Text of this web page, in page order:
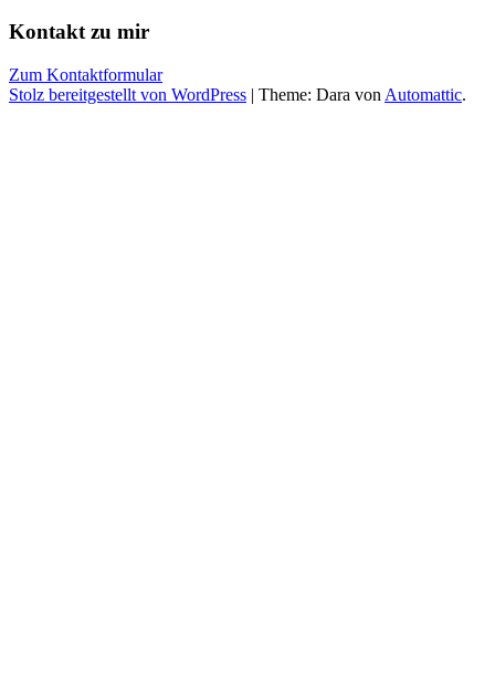
Kontakt zu mir
Zum Kontaktformular
Stolz bereitgestellt von WordPress | Theme: Dara von Automattic.